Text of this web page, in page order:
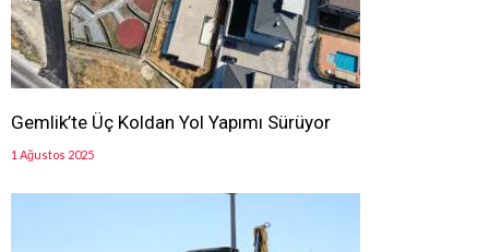
Gemlik’te Üç Koldan Yol Yapımı Sürüyor
1 Ağustos 2025